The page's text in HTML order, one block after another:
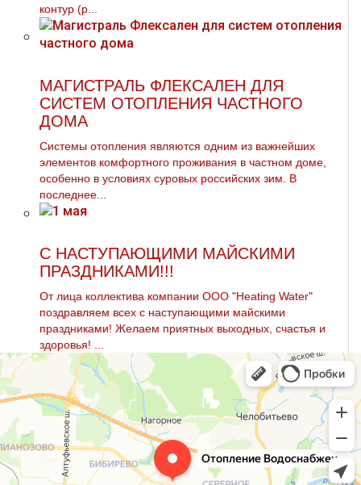
контур (р...
МАГИСТРАЛЬ ФЛЕКСАЛЕН ДЛЯ
СИСТЕМ ОТОПЛЕНИЯ ЧАСТНОГО
ДОМА
Системы отопления являются одним из важнейших
элементов комфортного проживания в частном доме,
особенно в условиях суровых российских зим. В
последнее...
С НАСТУПАЮЩИМИ МАЙСКИМИ
ПРАЗДНИКАМИ!!!
От лица коллектива компании ООО "Heating Water"
поздравляем всех с наступающими майскими
праздниками! Желаем приятных выходных, счастья и
здоровья! ...